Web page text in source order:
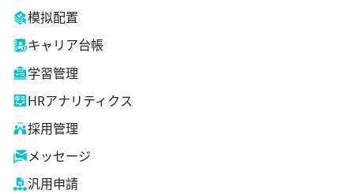
模拟配置
キャリア台帳
学習管理
HRアナリティクス
採用管理
メッセージ
汎用申請